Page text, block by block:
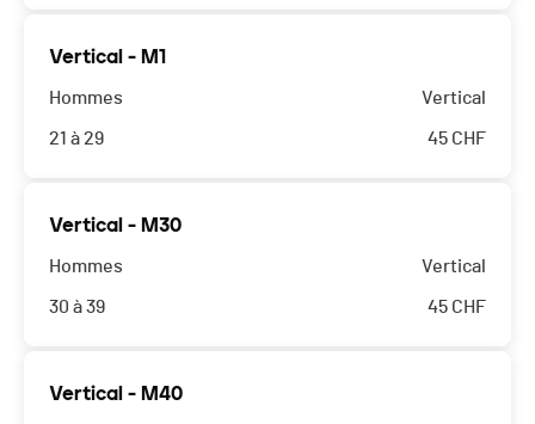
Vertical - M1
Hommes
21 à 29
Vertical
45 CHF
Vertical - M30
Hommes
30 à 39
Vertical
45 CHF
Vertical - M40